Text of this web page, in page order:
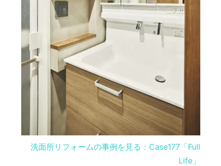
洗面所リフォームの事例を見る：Case177「Full
Life」